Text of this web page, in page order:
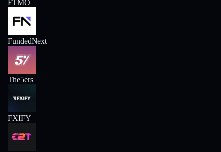
FTMO
FundedNext
The5ers
FXIFY